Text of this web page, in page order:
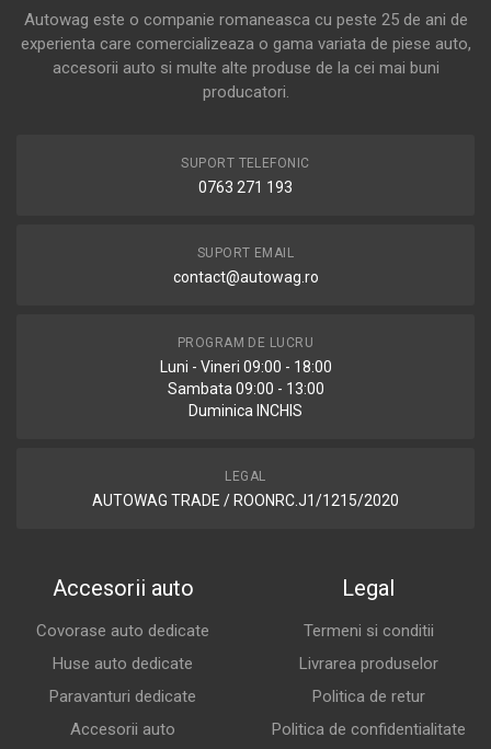
Autowag este o companie romaneasca cu peste 25 de ani de
experienta care comercializeaza o gama variata de piese auto,
accesorii auto si multe alte produse de la cei mai buni
producatori.
SUPORT TELEFONIC
0763 271 193
SUPORT EMAIL
contact@autowag.ro
PROGRAM DE LUCRU
Luni - Vineri 09:00 - 18:00
Sambata 09:00 - 13:00
Duminica INCHIS
LEGAL
AUTOWAG TRADE / ROONRC.J1/1215/2020
Accesorii auto
Covorase auto dedicate
Huse auto dedicate
Paravanturi dedicate
Accesorii auto
Legal
Termeni si conditii
Livrarea produselor
Politica de retur
Politica de confidentialitate